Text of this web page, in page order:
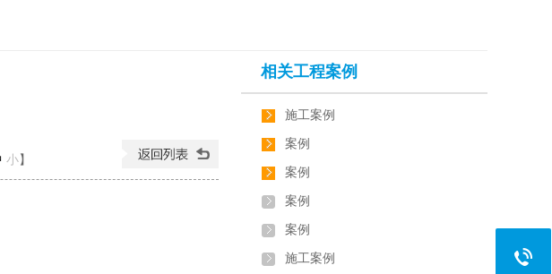
小】
相关工程案例
施工案例
案例
案例
案例
案例
施工案例